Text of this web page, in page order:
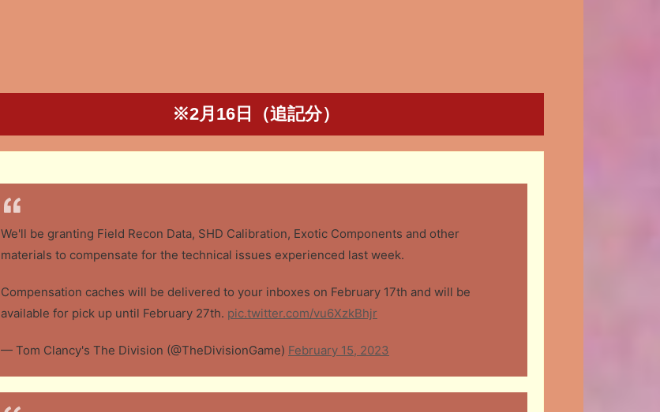
※2月16日（追記分）
We'll be granting Field Recon Data, SHD Calibration, Exotic Components and other
materials to compensate for the technical issues experienced last week.
Compensation caches will be delivered to your inboxes on February 17th and will be
available for pick up until February 27th. pic.twitter.com/vu6XzkBhjr
— Tom Clancy's The Division (@TheDivisionGame) February 15, 2023